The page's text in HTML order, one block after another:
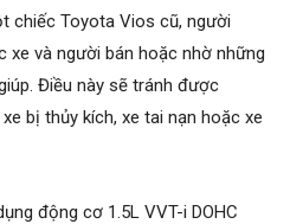
chiếc Toyota Vios cũ, người
xe và người bán hoặc nhờ những
Điều này sẽ tránh được
bị thủy kích, xe tai nạn hoặc xe
động cơ 1.5L VVT-i DOHC